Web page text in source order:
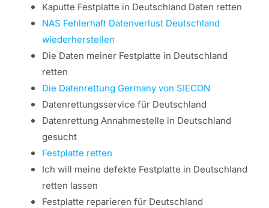
Kaputte Festplatte in Deutschland Daten retten
NAS Fehlerhaft Datenverlust Deutschland
wiederherstellen
Die Daten meiner Festplatte in Deutschland
retten
Die Datenrettung Germany von SIECON
Datenrettungsservice für Deutschland
Datenrettung Annahmestelle in Deutschland
gesucht
Festplatte retten
Ich will meine defekte Festplatte in Deutschland
retten lassen
Festplatte reparieren für Deutschland